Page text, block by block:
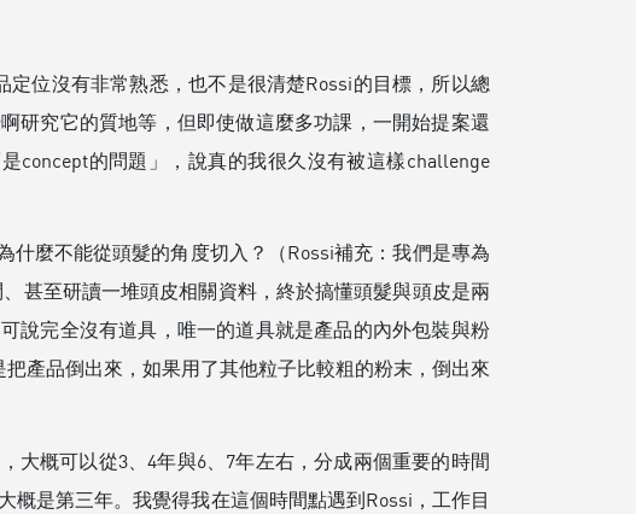
位沒有非常熟悉，也不是很清楚Rossi的目標，所以總
研究它的質地等，但即使做這麼多功課，一開始提案還
concept的問題」，說真的我很久沒有被這樣challenge
麼不能從頭髮的角度切入？（Rossi補充：我們是專為
甚至研讀一堆頭皮相關資料，終於搞懂頭髮與頭皮是兩
說完全沒有道具，唯一的道具就是產品的內外包裝與粉
產品倒出來，如果用了其他粒子比較粗的粉末，倒出來
大概可以從3、4年與6、7年左右，分成兩個重要的時間
概是第三年。我覺得我在這個時間點遇到Rossi，工作目